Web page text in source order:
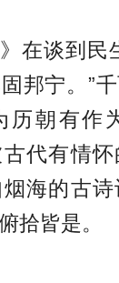
》在谈到民
邦宁。”
历朝有作
代有情
海的古
拾皆是。